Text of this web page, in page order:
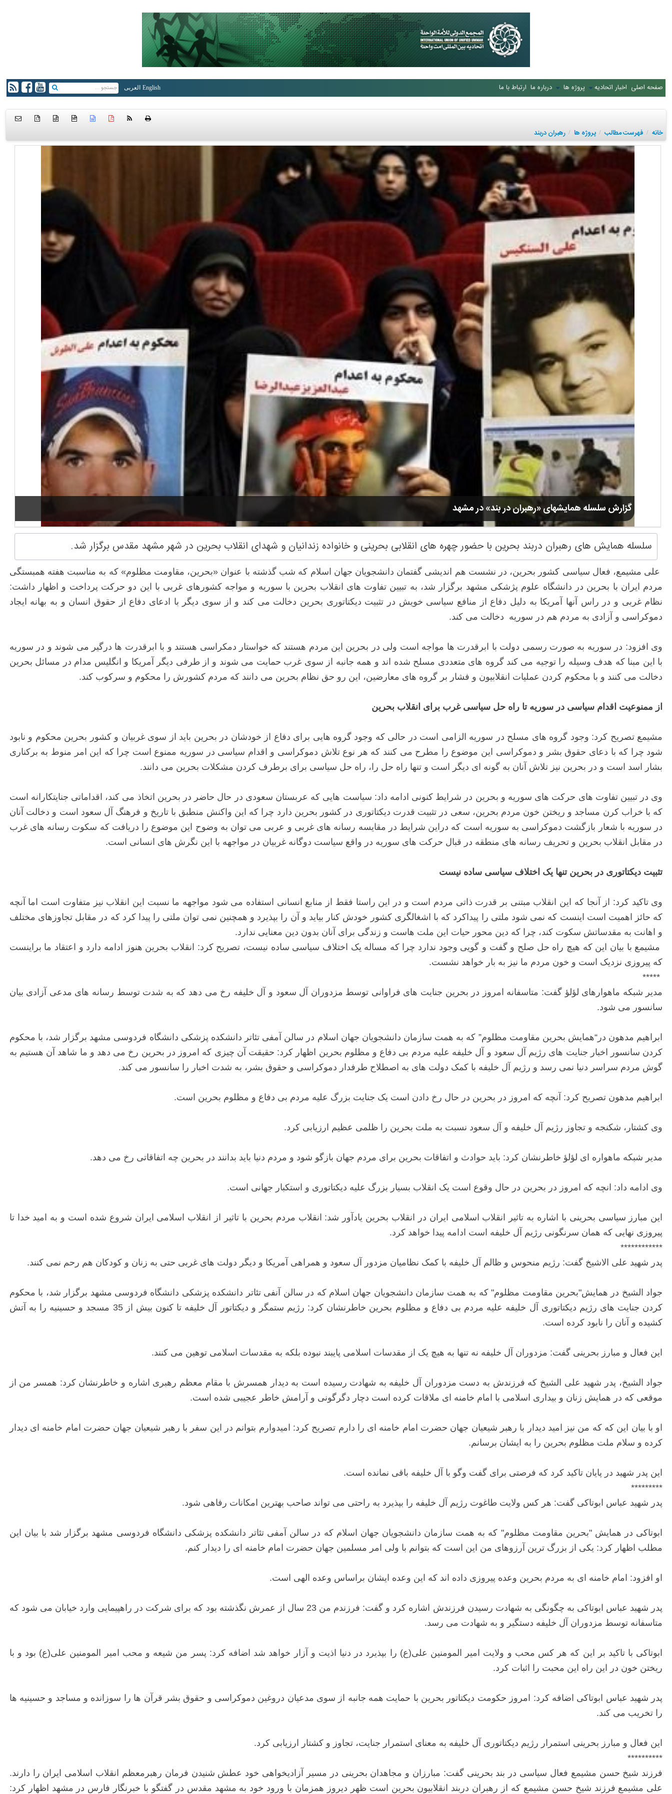
English العربی صفحه اصلی اخبار اتحادیه پروژه ها درباره ما ارتباط با ما
htm
{ }
خانه / فهرست مطالب / پروژه ها / رهبران دربند
گزارش سلسله همایشهای «رهبران در بند» در مشهد
سلسله همایش های رهبران دربند بحرین با حضور چهره های انقلابی بحرینی و خانواده زندانیان و شهدای انقلاب بحرین در شهر مشهد مقدس برگزار شد.
علی مشیمع، فعال سیاسی کشور بحرین، در نشست هم اندیشی گفتمان دانشجویان جهان اسلام که شب گذشته با عنوان «بحرین، مقاومت مظلوم» که به مناسبت هفته همبستگی
مردم ایران با بحرین در دانشگاه علوم پژشکی مشهد برگزار شد، به تبیین تفاوت های انقلاب بحرین با سوریه و مواجه کشورهای غربی با این دو حرکت پرداخت و اظهار داشت:
نظام غربی و در راس آنها آمریکا به دلیل دفاع از منافع سیاسی خویش در تثبیت دیکتاتوری بحرین دخالت می کند و از سوی دیگر با ادعای دفاع از حقوق انسان و به بهانه ایجاد
دموکراسی و آزادی به مردم هم در سوریه دخالت می کند.
وی افزود: در سوریه به صورت رسمی دولت با ابرقدرت ها مواجه است ولی در بحرین این مردم هستند که خواستار دمکراسی هستند و با ابرقدرت ها درگیر می شوند و در سوریه
با این مبنا که هدف وسیله را توجیه می کند گروه های متعددی مسلح شده اند و همه جانبه از سوی غرب حمایت می شوند و از طرفی دیگر آمریکا و انگلیس مدام در مسائل بحرین
دخالت می کنند و با محکوم کردن عملیات انقلابیون و فشار بر گروه های معارضین، این رو حق نظام بحرین می دانند که مردم کشورش را محکوم و سرکوب کند.
از ممنوعیت اقدام سیاسی در سوریه تا راه حل سیاسی غرب برای انقلاب بحرین
مشیمع تصریح کرد: وجود گروه های مسلح در سوریه الزامی است در حالی که وجود گروه هایی برای دفاع از خودشان در بحرین باید از سوی غربیان و کشور بحرین محکوم و نابود
شود چرا که با دعای حقوق بشر و دموکراسی این موضوع را مطرح می کنند که هر نوع تلاش دموکراسی و اقدام سیاسی در سوریه ممنوع است چرا که این امر منوط به برکناری
بشار اسد است و در بحرین نیز تلاش آنان به گونه ای دیگر است و تنها راه حل را، راه حل سیاسی برای برطرف کردن مشکلات بحرین می دانند.
وی در تبیین تفاوت های حرکت های سوریه و بحرین در شرایط کنونی ادامه داد: سیاست هایی که عربستان سعودی در حال حاضر در بحرین اتخاذ می کند، اقداماتی جنایتکارانه است
که با خراب کرن مساجد و ریختن خون مردم بحرین، سعی در تثبیت قدرت دیکتاتوری در کشور بحرین دارد چرا که این واکنش منطبق با تاریخ و فرهنگ آل سعود است و دخالت آنان
در سوریه با شعار بازگشت دموکراسی به سوریه است که دراین شرایط در مقایسه رسانه های غربی و عربی می توان به وضوح این موضوع را دریافت که سکوت رسانه های غرب
در مقابل انقلاب بحرین و تحریف رسانه های منطقه در قبال حرکت های سوریه در واقع سیاست دوگانه غربیان در مواجهه با این نگرش های انسانی است.
تثبیت دیکتاتوری در بحرین تنها یک اختلاف سیاسی ساده نیست
وی تاکید کرد: از آنجا که این انقلاب مبتنی بر قدرت ذاتی مردم است و در این راستا فقط از منابع انسانی استفاده می شود مواجهه ما نسبت این انقلاب نیز متفاوت است اما آنچه
که حائز اهمیت است اینست که نمی شود ملتی را پیداکرد که با اشغالگری کشور خودش کنار بیاید و آن را بپذیرد و همچنین نمی توان ملتی را پیدا کرد که در مقابل تجاوزهای مختلف
و اهانت به مقدساتش سکوت کند، چرا که دین محور حیات این ملت هاست و زندگی برای آنان بدون دین معنایی ندارد.
مشیمع با بیان این که هیچ راه حل صلح و گفت و گویی وجود ندارد چرا که مساله یک اختلاف سیاسی ساده نیست، تصریح کرد: انقلاب بحرین هنوز ادامه دارد و اعتقاد ما براینست
که پیروزی نزدیک است و خون مردم ما نیز به بار خواهد نشست.
*****
مدیر شبکه ماهوارهای لؤلؤ گفت: متاسفانه امروز در بحرین جنایت های فراوانی توسط مزدوران آل سعود و آل خلیفه رخ می دهد که به شدت توسط رسانه های مدعی آزادی بیان
سانسور می شود.
ابراهیم مدهون در“همایش بحرین مقاومت مظلوم” که به همت سازمان دانشجویان جهان اسلام در سالن آمفی تئاتر دانشکده پزشکی دانشگاه فردوسی مشهد برگزار شد، با محکوم
کردن سانسور اخبار جنایت های رژیم آل سعود و آل خلیفه علیه مردم بی دفاع و مظلوم بحرین اظهار کرد: حقیقت آن چیزی که امروز در بحرین رخ می دهد و ما شاهد آن هستیم به
گوش مردم سراسر دنیا نمی رسد و رژیم آل خلیفه با کمک دولت های به اصطلاح طرفدار دموکراسی و حقوق بشر، به شدت اخبار را سانسور می کند.
ابراهیم مدهون تصریح کرد: آنچه که امروز در بحرین در حال رخ دادن است یک جنایت بزرگ علیه مردم بی دفاع و مظلوم بحرین است.
وی کشتار، شکنجه و تجاوز رژیم آل خلیفه و آل سعود نسبت به ملت بحرین را ظلمی عظیم ارزیابی کرد.
مدیر شبکه ماهواره ای لؤلؤ خاطرنشان کرد: باید حوادث و اتفاقات بحرین برای مردم جهان بازگو شود و مردم دنیا باید بدانند در بحرین چه اتفاقاتی رخ می دهد.
وی ادامه داد: انچه که امروز در بحرین در حال وقوع است یک انقلاب بسیار بزرگ علیه دیکتاتوری و استکبار جهانی است.
این مبارز سیاسی بحرینی با اشاره به تاثیر انقلاب اسلامی ایران در انقلاب بحرین یادآور شد: انقلاب مردم بحرین با تاثیر از انقلاب اسلامی ایران شروع شده است و به امید خدا تا
پیروزی نهایی که همان سرنگونی رژیم آل خلیفه است ادامه پیدا خواهد کرد.
************
پدر شهید علی الاشیخ گفت: رژیم منحوس و ظالم آل خلیفه با کمک نظامیان مزدور آل سعود و همراهی آمریکا و دیگر دولت های غربی حتی به زنان و کودکان هم رحم نمی کنند.
جواد الشیخ در همایش"بحرین مقاومت مظلوم" که به همت سازمان دانشجویان جهان اسلام که در سالن آنفی تئاتر دانشکده پزشکی دانشگاه فردوسی مشهد برگزار شد، با محکوم
کردن جنایت های رژیم دیکتاتوری آل خلیفه علیه مردم بی دفاع و مظلوم بحرین خاطرنشان کرد: رژیم ستمگر و دیکتاتور آل خلیفه تا کنون بیش از 35 مسجد و حسینیه را به آتش
کشیده و آنان را نابود کرده است.
این فعال و مبارز بحرینی گفت: مزدوران آل خلیفه نه تنها به هیچ یک از مقدسات اسلامی پایبند نبوده بلکه به مقدسات اسلامی توهین می کنند.
جواد الشیخ، پدر شهید علی الشیخ که فرزندش به دست مزدوران آل خلیفه به شهادت رسیده است به دیدار همسرش با مقام معظم رهبری اشاره و خاطرنشان کرد: همسر من از
موقعی که در همایش زنان و بیداری اسلامی با امام خامنه ای ملاقات کرده است دچار دگرگونی و آرامش خاطر عجیبی شده است.
او با بیان این که که من نیز امید دیدار با رهبر شیعیان جهان حضرت امام خامنه ای را دارم تصریح کرد: امیدوارم بتوانم در این سفر با رهبر شیعیان جهان حضرت امام خامنه ای دیدار
کرده و سلام ملت مظلوم بحرین را به ایشان برسانم.
این پدر شهید در پایان تاکید کرد که فرصتی برای گفت وگو با آل خلیفه باقی نمانده است.
*********
پدر شهید عباس ابوتاکی گفت: هر کس ولایت طاغوت رژیم آل خلیفه را بپذیرد به راحتی می تواند صاحب بهترین امکانات رفاهی شود.
ابوتاکی در همایش "بحرین مقاومت مظلوم" که به همت سازمان دانشجویان جهان اسلام که در سالن آمفی تئاتر دانشکده پزشکی دانشگاه فردوسی مشهد برگزار شد با بیان این
مطلب اظهار کرد: یکی از بزرگ ترین آرزوهای من این است که بتوانم با ولی امر مسلمین جهان حضرت امام خامنه ای را دیدار کنم.
او افزود: امام خامنه ای به مردم بحرین وعده پیروزی داده اند که این وعده ایشان براساس وعده الهی است.
پدر شهید عباس ابوتاکی به چگونگی به شهادت رسیدن فرزندش اشاره کرد و گفت: فرزندم من 23 سال از عمرش نگذشته بود که برای شرکت در راهپیمایی وارد خیابان می شود که
متاسفانه توسط مزدوران آل خلیفه دستگیر و به شهادت می رسد.
ابوتاکی با تاکید بر این که هر کس محب و ولایت امیر المومنین علی(ع) را بپذیرد در دنیا اذیت و آزار خواهد شد اضافه کرد: پسر من شیعه و محب امیر المومنین علی(ع) بود و با
ریختن خون در این راه این محبت را اثبات کرد.
پدر شهید عباس ابوتاکی اضافه کرد: امروز حکومت دیکتاتور بحرین با حمایت همه جانبه از سوی مدعیان دروغین دموکراسی و حقوق بشر قرآن ها را سوزانده و مساجد و حسینیه ها
را تخریب می کند.
این فعال و مبارز بحرینی استمرار رژیم دیکتاتوری آل خلیفه به معنای استمرار جنایت، تجاوز و کشتار ارزیابی کرد.
**********
فرزند شیخ حسن مشیمع فعال سیاسی در بند بحرینی گفت: مبارزان و مجاهدان بحرینی در مسیر آزادیخواهی خود عطش شنیدن فرمان رهبرمعظم انقلاب اسلامی ایران را دارند.
علی مشیمع فرزند شیخ حسن مشیمع که از رهبران دربند انقلابیون بحرین است ظهر دیروز همزمان با ورود خود به مشهد مقدس در گفتگو با خبرنگار فارس در مشهد اظهار کرد: